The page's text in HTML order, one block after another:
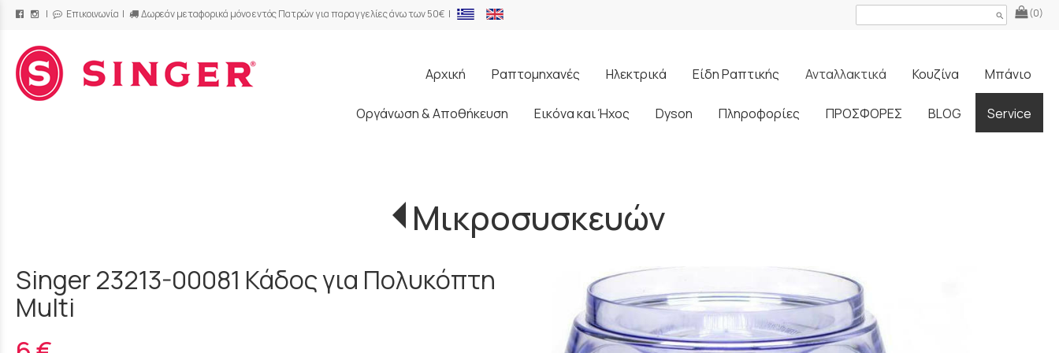
| Επικοινωνία | Δωρεάν μεταφορικά μόνο εντός Πατρών για παραγγελίες άνω των 50€ | (0)
search
Αρχική
Ραπτομηχανές Ηλεκτρικά Είδη Ραπτικής Ανταλλακτικά Κουζίνα Μπάνιο
Οργάνωση & Αποθήκευση Εικόνα και Ήχος Dyson Πληροφορίες ΠΡΟΣΦΟΡΕΣ BLOG Service
Μικροσυσκευών
Singer 23213-00081 Κάδος για Πολυκόπτη
Multi